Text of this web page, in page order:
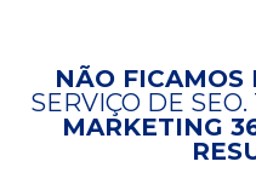
NÃO FICAMOS
SERVIÇO DE
MARKETING